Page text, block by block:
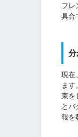
フレ
具合
分
現在
ま
束を
とバ
報を